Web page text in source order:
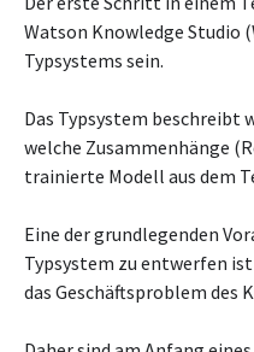
Watson Knowledge Studio
Typsystems sein.
Das Typsystem beschreibt
welche Zusammenhänge
trainierte Modell aus dem
Eine der grundlegenden
Typsystem zu entwerfen
das Geschäftsproblem des